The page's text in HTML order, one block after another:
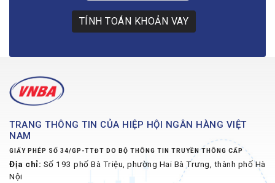
TÍNH TOÁN KHOẢN VAY
TRANG THÔNG TIN CỦA HIỆP HỘI NGÂN HÀNG VIỆT
NAM
GIẤY PHÉP SỐ 34/GP-TTĐT DO BỘ THÔNG TIN TRUYỀN THÔNG CẤP
Địa chỉ: Số 193 phố Bà Triệu, phường Hai Bà Trưng, thành phố Hà
Nội